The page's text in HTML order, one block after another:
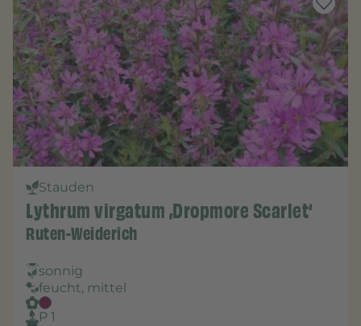
Stauden
Lythrum virgatum ‚Dropmore Scarlet‘
Ruten-Weiderich
sonnig
feucht, mittel
P 1